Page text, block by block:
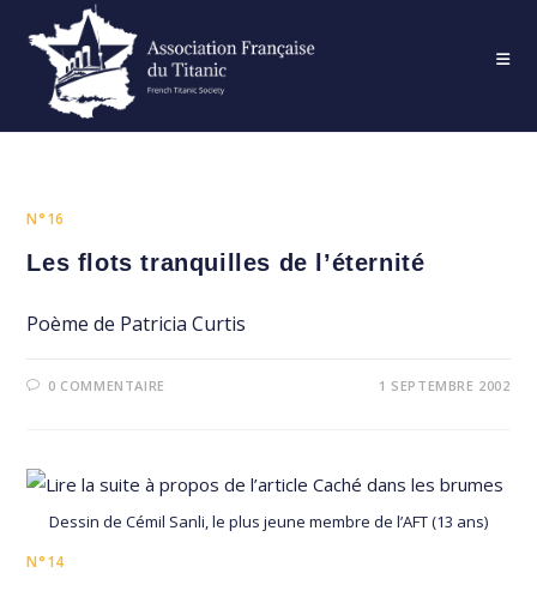
content
N°16
Les flots tranquilles de l’éternité
Poème de Patricia Curtis
0 COMMENTAIRE 1 SEPTEMBRE 2002
Dessin de Cémil Sanli, le plus jeune membre de l’AFT (13 ans)
N°14